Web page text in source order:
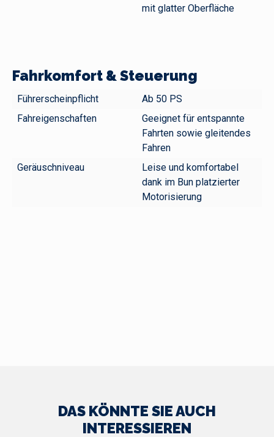
mit glatter Oberfläche
Fahrkomfort & Steuerung
Führerscheinpflicht
Ab 50 PS
Fahreigenschaften
Geeignet für entspannte
Fahrten sowie gleitendes
Fahren
Geräuschniveau
Leise und komfortabel
dank im Bun platzierter
Motorisierung
DAS KÖNNTE SIE AUCH
INTERESSIEREN